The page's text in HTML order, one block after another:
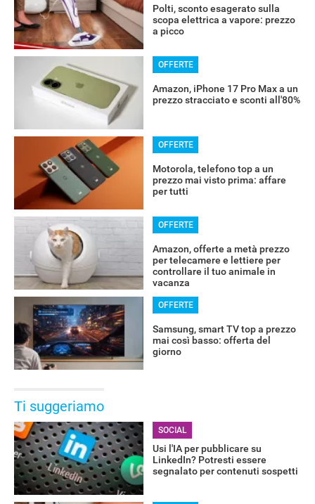
RECENSIONI
Polti, sconto esagerato sulla
scopa elettrica a vapore: prezzo
a picco
OFFERTE
Amazon, iPhone 17 Pro Max a un
prezzo stracciato e sconti all'80%
OFFERTE
Motorola, telefono top a un
prezzo mai visto prima: affare
per tutti
OFFERTE
Amazon, offerte a metà prezzo
per telecamere e lettiere per
controllare il tuo animale in
vacanza
OFFERTE
Samsung, smart TV top a prezzo
mai così basso: offerta del
giorno
Ti suggeriamo
SOCIAL
Usi l'IA per pubblicare su
LinkedIn? Potresti essere
segnalato per contenuti sospetti